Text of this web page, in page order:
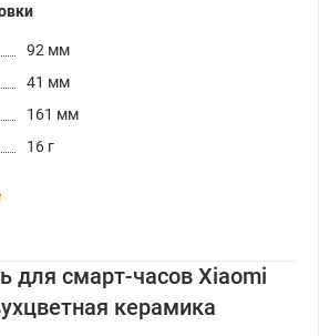
92 мм
41 мм
161 мм
16 г
для смарт-часов Xiaomi
керамика